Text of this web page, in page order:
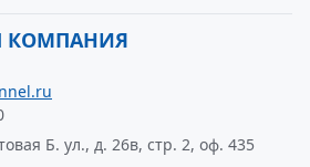
КОМПАНИЯ
Б. ул., д. 26в, стр. 2, оф. 435